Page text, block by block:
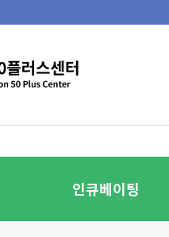
인큐베이팅